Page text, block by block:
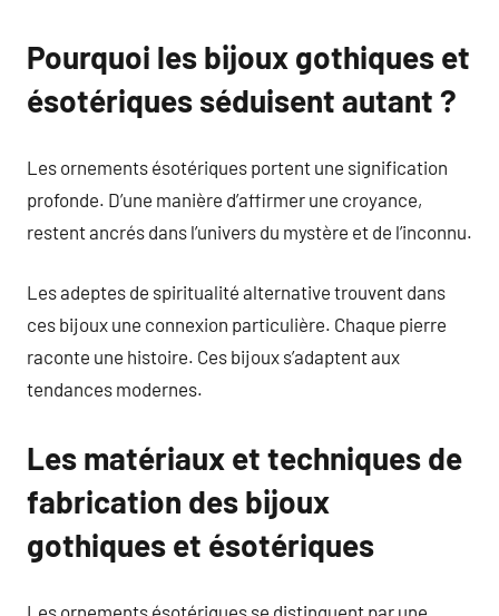
Pourquoi les bijoux gothiques et
ésotériques séduisent autant ?
Les ornements ésotériques portent une signification
profonde. D’une manière d’affirmer une croyance,
restent ancrés dans l’univers du mystère et de l’inconnu.
Les adeptes de spiritualité alternative trouvent dans
ces bijoux une connexion particulière. Chaque pierre
raconte une histoire. Ces bijoux s’adaptent aux
tendances modernes.
Les matériaux et techniques de
fabrication des bijoux
gothiques et ésotériques
Les ornements ésotériques se distinguent par une